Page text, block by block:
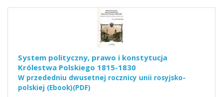
System polityczny, prawo i konstytucja
Królestwa Polskiego 1815-1830
W przededniu dwusetnej rocznicy unii rosyjsko-
polskiej (Ebook)(PDF)